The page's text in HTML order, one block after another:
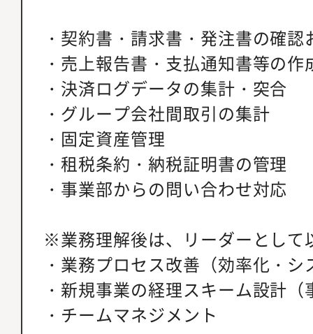
・契約書・請求書・発注書の確
・売上報告書・支払通知書等の作
・決済ログデータの集計・突合
・グループ会社間取引の集計
・固定資産管理
・租税条約・納税証明書の管理
・事業部からの問い合わせ対応
※業務理解後は、リーダーとして
・業務プロセス改善（効率化・
・新規事業の経理スキーム設計
・チームマネジメント